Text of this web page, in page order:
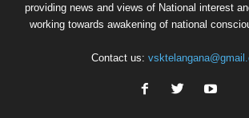
providing news and views of National interest
working towards awakening of national
Contact us: